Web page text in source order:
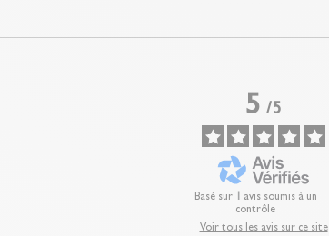
5/5
Basé sur
avis soumis à un
contrôle
Voir tous les avis sur ce site